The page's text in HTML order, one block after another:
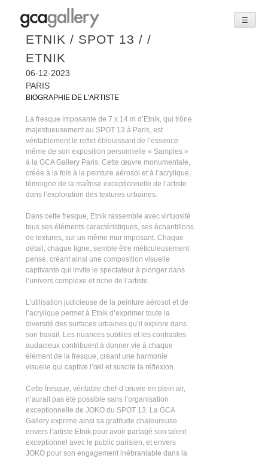
content
☰
ETNIK / SPOT 13 / /
ETNIK
06-12-2023
PARIS
BIOGRAPHIE DE L'ARTISTE
La fresque imposante de 7 x 14 m d’Etnik, qui trône
majestueusement au SPOT 13 à Paris, est
véritablement le reflet éblouissant de l’essence
même de son exposition personnelle « Samples »
à la GCA Gallery Paris. Cette œuvre monumentale,
créée à la fois à la peinture aérosol et à l’acrylique,
témoigne de la maîtrise exceptionnelle de l’artiste
dans l’exploration des textures urbaines.
Dans cette fresque, Etnik rassemble avec virtuosité
tous ses éléments caractéristiques, ses échantillons
de textures, sur un même mur imposant. Chaque
détail, chaque ligne, semble être méticuleusement
pensé, créant ainsi une composition visuelle
captivante qui invite le spectateur à plonger dans
l’univers complexe et riche de l’artiste.
L’utilisation judicieuse de la peinture aérosol et de
l’acrylique permet à Etnik d’exprimer toute la
diversité des surfaces urbaines qu’il explore dans
son travail. Les nuances subtiles et les contrastes
audacieux contribuent à donner vie à chaque
élément de la fresque, créant une harmonie
visuelle qui captive l’œil et suscite la réflexion.
Cette fresque, véritable chef-d’œuvre en plein air,
n’aurait pas été possible sans l’organisation
exceptionnelle de JOKO du SPOT 13. La GCA
Gallery exprime ainsi sa gratitude chaleureuse
envers l’artiste Etnik pour avoir partagé son talent
exceptionnel avec le public parisien, et envers
JOKO pour son engagement inébranlable dans la